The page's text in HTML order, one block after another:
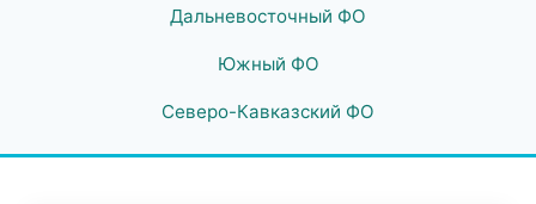
Дальневосточный ФО
Южный ФО
Северо-Кавказский ФО